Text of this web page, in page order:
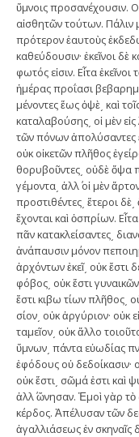
ὕμνοις προσανέχουσιν.
αἰσθητῶν τούτων. Πάλιν
πρότερον ἑαυτοὺς
καθεύδουσιν· ἐκεῖνοι δὲ
φωτός εἰσιν. Εἶτα
ἡμέρας προΐασι
μένοντες ἕως ὀψὲ͵ καὶ
καταλαβούσης͵ οἱ μὲν
τῶν πόνων ἀπολύσαντες
οὐκ οἰκετῶν πλῆθος
θορυβοῦντες͵ οὐδὲ ὄψα
γέμοντα͵ ἀλλ΄ οἱ μὲν
προστιθέντες͵ ἕτεροι
ἔχονται καὶ ὀσπρίων.
πᾶν κατακλείσαντες͵
ἀνάπαυσιν μόνον
ἀρχόντων ἐκεῖ͵ οὐκ
φόβος͵ οὐκ ἔστι
ἔστι κιβω τίων πλῆθος͵
σίον͵ οὐκ ἀργύριον· οὐκ
ταμεῖον͵ οὐκ ἄλλο
ὕμνων͵ πάντα εὐωδίας
ἐφόδους οὐ
οὐκ ἔστι͵ σῶμά ἐστι καὶ
ἀλλ΄ ὤνησαν. Ἐμοὶ γὰρ τὸ
κέρδος. Ἀπέλυσαν τῶν
ἀγαλλιάσεως ἐν σκηναῖς